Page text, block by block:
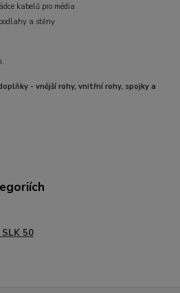
kabelů pro média
a stěny
- vnější rohy, vnitřní rohy, spojky a
50